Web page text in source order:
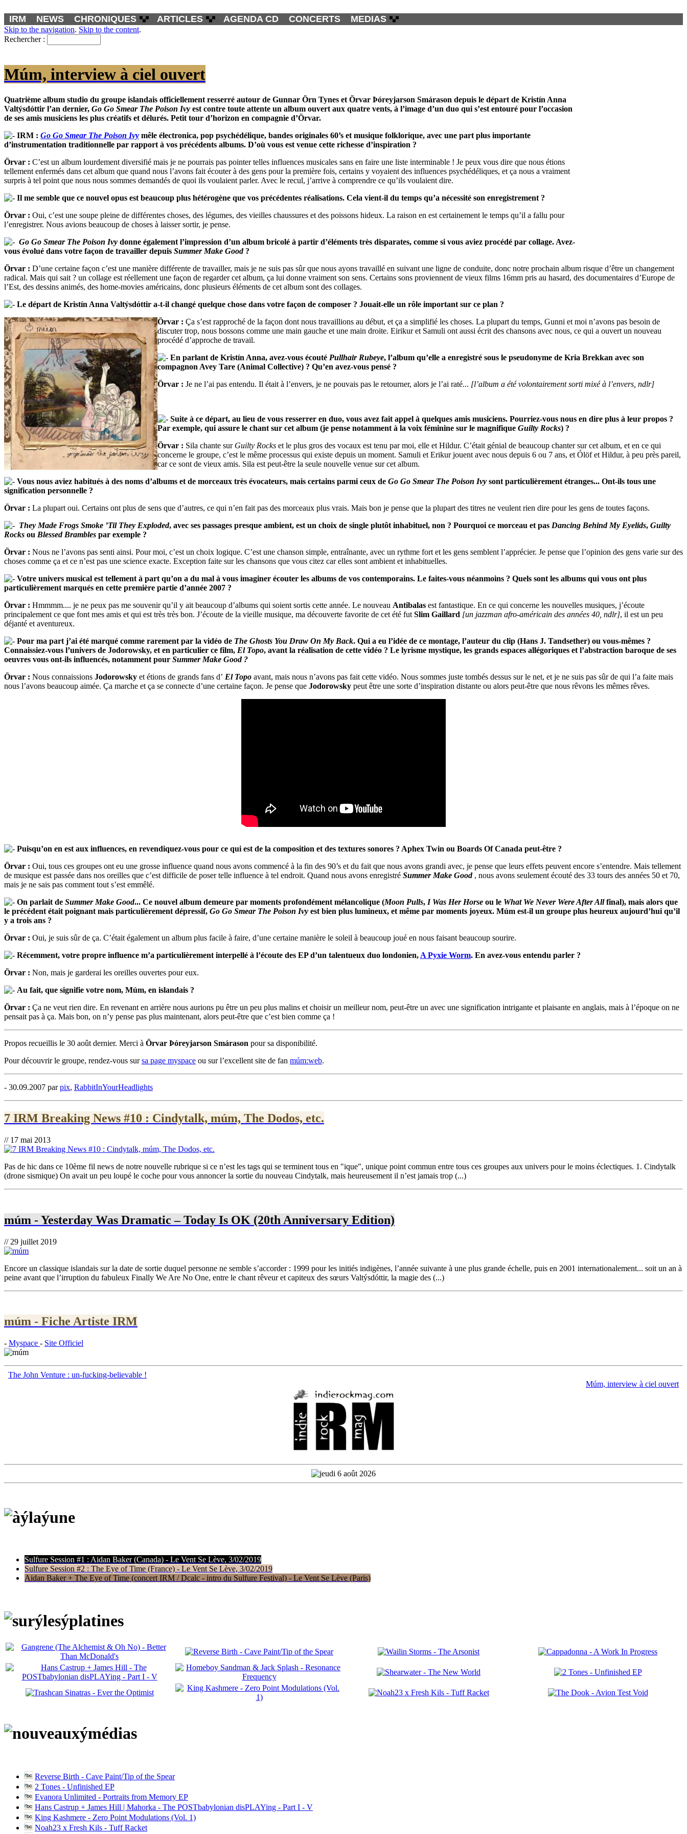
IRM NEWS CHRONIQUES ARTICLES AGENDA CD CONCERTS MEDIAS
Skip to the navigation. Skip to the content.
Rechercher :
Múm, interview à ciel ouvert
Quatrième album studio du groupe islandais officiellement resserré autour de Gunnar Örn Tynes et Örvar Þóreyjarson Smárason depuis le départ de Kristín Anna
Valtýsdóttir l’an dernier, Go Go Smear The Poison Ivy est contre toute attente un album ouvert aux quatre vents, à l’image d’un duo qui s’est entouré pour l’occasion
de ses amis musiciens les plus créatifs et délurés. Petit tour d’horizon en compagnie d’Örvar.
IRM : Go Go Smear The Poison Ivy mêle électronica, pop psychédélique, bandes originales 60’s et musique folklorique, avec une part plus importante
d’instrumentation traditionnelle par rapport à vos précédents albums. D’où vous est venue cette richesse d’inspiration ?
Örvar : C’est un album lourdement diversifié mais je ne pourrais pas pointer telles influences musicales sans en faire une liste interminable ! Je peux vous dire que nous étions
tellement enfermés dans cet album que quand nous l’avons fait écouter à des gens pour la première fois, certains y voyaient des influences psychédéliques, et ça nous a vraiment
surpris à tel point que nous nous sommes demandés de quoi ils voulaient parler. Avec le recul, j’arrive à comprendre ce qu’ils voulaient dire.
Il me semble que ce nouvel opus est beaucoup plus hétérogène que vos précédentes réalisations. Cela vient-il du temps qu’a nécessité son enregistrement ?
Örvar : Oui, c’est une soupe pleine de différentes choses, des légumes, des vieilles chaussures et des poissons hideux. La raison en est certainement le temps qu’il a fallu pour
l’enregistrer. Nous avions beaucoup de choses à laisser sortir, je pense.
Go Go Smear The Poison Ivy donne également l’impression d’un album bricolé à partir d’éléments très disparates, comme si vous aviez procédé par collage. Avez-
vous évolué dans votre façon de travailler depuis Summer Make Good?
Örvar : D’une certaine façon c’est une manière différente de travailler, mais je ne suis pas sûr que nous ayons travaillé en suivant une ligne de conduite, donc notre prochain album risque d’être un changement
radical. Mais qui sait ? un collage est réellement une façon de regarder cet album, ça lui donne vraiment son sens. Certains sons proviennent de vieux films 16mm pris au hasard, des documentaires d’Europe de
l’Est, des dessins animés, des home-movies américains, donc plusieurs éléments de cet album sont des collages.
Le départ de Kristín Anna Valtýsdóttir a-t-il changé quelque chose dans votre façon de composer ? Jouait-elle un rôle important sur ce plan ?
Örvar : Ça s’est rapproché de la façon dont nous travaillions au début, et ça a simplifié les choses. La plupart du temps, Gunni et moi n’avons pas besoin de
discuter trop, nous bossons comme une main gauche et une main droite. Eirikur et Samuli ont aussi écrit des chansons avec nous, ce qui a ouvert un nouveau
procédé d’approche de travail.
En parlant de Kristín Anna, avez-vous écouté Pullhair Rubeye, l’album qu’elle a enregistré sous le pseudonyme de Kria Brekkan avec son
compagnon Avey Tare (Animal Collective) ? Qu’en avez-vous pensé ?
Örvar : Je ne l’ai pas entendu. Il était à l’envers, je ne pouvais pas le retourner, alors je l’ai raté... [l’album a été volontairement sorti mixé à l’envers, ndlr]
Suite à ce départ, au lieu de vous resserrer en duo, vous avez fait appel à quelques amis musiciens. Pourriez-vous nous en dire plus à leur propos ?
Par exemple, qui assure le chant sur cet album (je pense notamment à la voix féminine sur le magnifique Guilty Rocks) ?
Örvar : Sila chante sur Guilty Rocks et le plus gros des vocaux est tenu par moi, elle et Hildur. C’était génial de beaucoup chanter sur cet album, et en ce qui
concerne le groupe, c’est le même processus qui existe depuis un moment. Samuli et Erikur jouent avec nous depuis 6 ou 7 ans, et Ólöf et Hildur, à peu près pareil,
car ce sont de vieux amis. Sila est peut-être la seule nouvelle venue sur cet album.
Vous nous aviez habitués à des noms d’albums et de morceaux très évocateurs, mais certains parmi ceux de Go Go Smear The Poison Ivy sont particulièrement étranges... Ont-ils tous une
signification personnelle ?
Örvar : La plupart oui. Certains ont plus de sens que d’autres, ce qui n’en fait pas des morceaux plus vrais. Mais bon je pense que la plupart des titres ne veulent rien dire pour les gens de toutes façons.
They Made Frogs Smoke ’Til They Exploded, avec ses passages presque ambient, est un choix de single plutôt inhabituel, non ? Pourquoi ce morceau et pas Dancing Behind My Eyelids, Guilty
Rocks ou Blessed Brambles par exemple ?
Örvar : Nous ne l’avons pas senti ainsi. Pour moi, c’est un choix logique. C’est une chanson simple, entraînante, avec un rythme fort et les gens semblent l’apprécier. Je pense que l’opinion des gens varie sur des
choses comme ça et ce n’est pas une science exacte. Exception faite sur les chansons que vous citez car elles sont ambient et inhabituelles.
Votre univers musical est tellement à part qu’on a du mal à vous imaginer écouter les albums de vos contemporains. Le faites-vous néanmoins ? Quels sont les albums qui vous ont plus
particulièrement marqués en cette première partie d’année 2007 ?
Örvar : Hmmmm.... je ne peux pas me souvenir qu’il y ait beaucoup d’albums qui soient sortis cette année. Le nouveau Antibalas est fantastique. En ce qui concerne les nouvelles musiques, j’écoute
principalement ce que font mes amis et qui est très très bon. J’écoute de la vieille musique, ma découverte favorite de cet été fut Slim Gaillard [un jazzman afro-américain des années 40, ndlr], il est un peu
déjanté et aventureux.
Pour ma part j’ai été marqué comme rarement par la vidéo de The Ghosts You Draw On My Back. Qui a eu l’idée de ce montage, l’auteur du clip (Hans J. Tandsether) ou vous-mêmes ?
Connaissiez-vous l’univers de Jodorowsky, et en particulier ce film, El Topo, avant la réalisation de cette vidéo ? Le lyrisme mystique, les grands espaces allégoriques et l’abstraction baroque de ses
oeuvres vous ont-ils influencés, notamment pour Summer Make Good ?
Örvar : Nous connaissions Jodorowsky et étions de grands fans d’ El Topo avant, mais nous n’avons pas fait cette vidéo. Nous sommes juste tombés dessus sur le net, et je ne suis pas sûr de qui l’a faite mais
nous l’avons beaucoup aimée. Ça marche et ça se connecte d’une certaine façon. Je pense que Jodorowsky peut être une sorte d’inspiration distante ou alors peut-être que nous rêvons les mêmes rêves.
Puisqu’on en est aux influences, en revendiquez-vous pour ce qui est de la composition et des textures sonores ? Aphex Twin ou Boards Of Canada peut-être ?
Örvar : Oui, tous ces groupes ont eu une grosse influence quand nous avons commencé à la fin des 90’s et du fait que nous avons grandi avec, je pense que leurs effets peuvent encore s’entendre. Mais tellement
de musique est passée dans nos oreilles que c’est difficile de poser telle influence à tel endroit. Quand nous avons enregistré Summer Make Good , nous avons seulement écouté des 33 tours des années 50 et 70,
mais je ne sais pas comment tout s’est emmêlé.
On parlait de Summer Make Good... Ce nouvel album demeure par moments profondément mélancolique (Moon Pulls, I Was Her Horse ou le What We Never Were After Allfinal), mais alors que
le précédent était poignant mais particulièrement dépressif, Go Go Smear The Poison Ivy est bien plus lumineux, et même par moments joyeux. Múm est-il un groupe plus heureux aujourd’hui qu’il
y a trois ans ?
Örvar : Oui, je suis sûr de ça. C’était également un album plus facile à faire, d’une certaine manière le soleil à beaucoup joué en nous faisant beaucoup sourire.
Récemment, votre propre influence m’a particulièrement interpellé à l’écoute des EP d’un talentueux duo londonien, A Pyxie Worm. En avez-vous entendu parler ?
Örvar : Non, mais je garderai les oreilles ouvertes pour eux.
Au fait, que signifie votre nom, Múm, en islandais ?
Örvar : Ça ne veut rien dire. En revenant en arrière nous aurions pu être un peu plus malins et choisir un meilleur nom, peut-être un avec une signification intrigante et plaisante en anglais, mais à l’époque on ne
pensait pas à ça. Mais bon, on n’y pense pas plus maintenant, alors peut-être que c’est bien comme ça !
Propos recueillis le 30 août dernier. Merci à Örvar Þóreyjarson Smárason pour sa disponibilité.
Pour découvrir le groupe, rendez-vous sursa page myspace ou sur l’excellent site de fan múm:web.
- 30.09.2007 parpix, RabbitInYourHeadlights
7 IRM Breaking News #10 : Cindytalk, múm, The Dodos, etc.
// 17 mai 2013
Pas de hic dans ce 10ème fil news de notre nouvelle rubrique si ce n’est les tags qui se terminent tous en "ique", unique point commun entre tous ces groupes aux univers pour le moins éclectiques. 1. Cindytalk
(drone sismique) On avait un peu loupé le coche pour vous annoncer la sortie du nouveau Cindytalk, mais heureusement il n’est jamais trop (...)
múm - Yesterday Was Dramatic – Today Is OK (20th Anniversary Edition)
// 29 juillet 2019
Encore un classique islandais sur la date de sortie duquel personne ne semble s’accorder : 1999 pour les initiés indigènes, l’année suivante à une plus grande échelle, puis en 2001 internationalement... soit un an à
peine avant que l’irruption du fabuleux Finally We Are No One, entre le chant rêveur et capiteux des sœurs Valtýsdóttir, la magie des (...)
múm - Fiche Artiste IRM
- Myspace - Site Officiel
The John Venture : un-fucking-believable !
Múm, interview à ciel ouvert
Sulfure Session #1 : Aidan Baker (Canada) - Le Vent Se Lève, 3/02/2019
Sulfure Session #2 : The Eye of Time (France) - Le Vent Se Lève, 3/02/2019
Aidan Baker + The Eye of Time (concert IRM / Dcalc - intro du Sulfure Festival) - Le Vent Se Lève (Paris)
Reverse Birth - Cave Paint/Tip of the Spear
2 Tones - Unfinished EP
Evanora Unlimited - Portraits from Memory EP
Hans Castrup + James Hill | Mahorka - The POSTbabylonian disPLAYing - Part I - V
King Kashmere - Zero Point Modulations (Vol. 1)
Noah23 x Fresh Kils - Tuff Racket